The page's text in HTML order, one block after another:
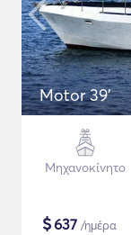
Motor 39'
Μηχανοκίνητο
$637 /ημέρα